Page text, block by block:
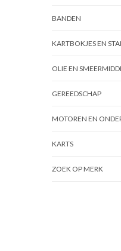
BANDEN
KARTBOKJES EN
OLIE EN
GEREEDSCHAP
MOTOREN EN
KARTS
ZOEK OP MERK